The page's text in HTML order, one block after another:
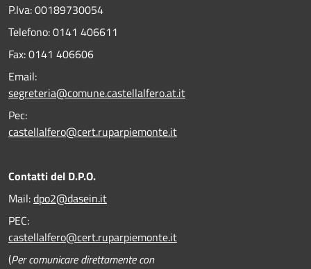
P.Iva: 00189730054
Telefono:0141 406611
Fax:0141 406606
Email:
segreteria@comune.castellalfero.at.it
Pec:
castellalfero@cert.ruparpiemonte.it
Contatti del D.P.O.
Mail:dpo2@dasein.it
PEC:
castellalfero@cert.ruparpiemonte.it
(Per comunicare direttamente con